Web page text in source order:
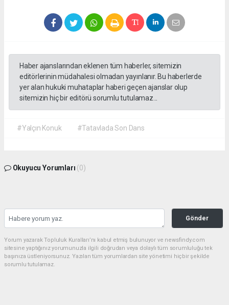
Haber ajanslarından eklenen tüm haberler, sitemizin
editörlerinin müdahalesi olmadan yayınlanır. Bu haberlerde
yer alan hukuki muhataplar haberi geçen ajanslar olup
sitemizin hiç bir editörü sorumlu tutulamaz...
#Yalçın Konuk #Tatavlada Son Dans
Okuyucu Yorumları (0)
Gönder
Yorum yazarak Topluluk Kuralları’nı kabul etmiş bulunuyor ve newsfindy.com
sitesine yaptığınız yorumunuzla ilgili doğrudan veya dolaylı tüm sorumluluğu tek
başınıza üstleniyorsunuz. Yazılan tüm yorumlardan site yönetimi hiçbir şekilde
sorumlu tutulamaz.